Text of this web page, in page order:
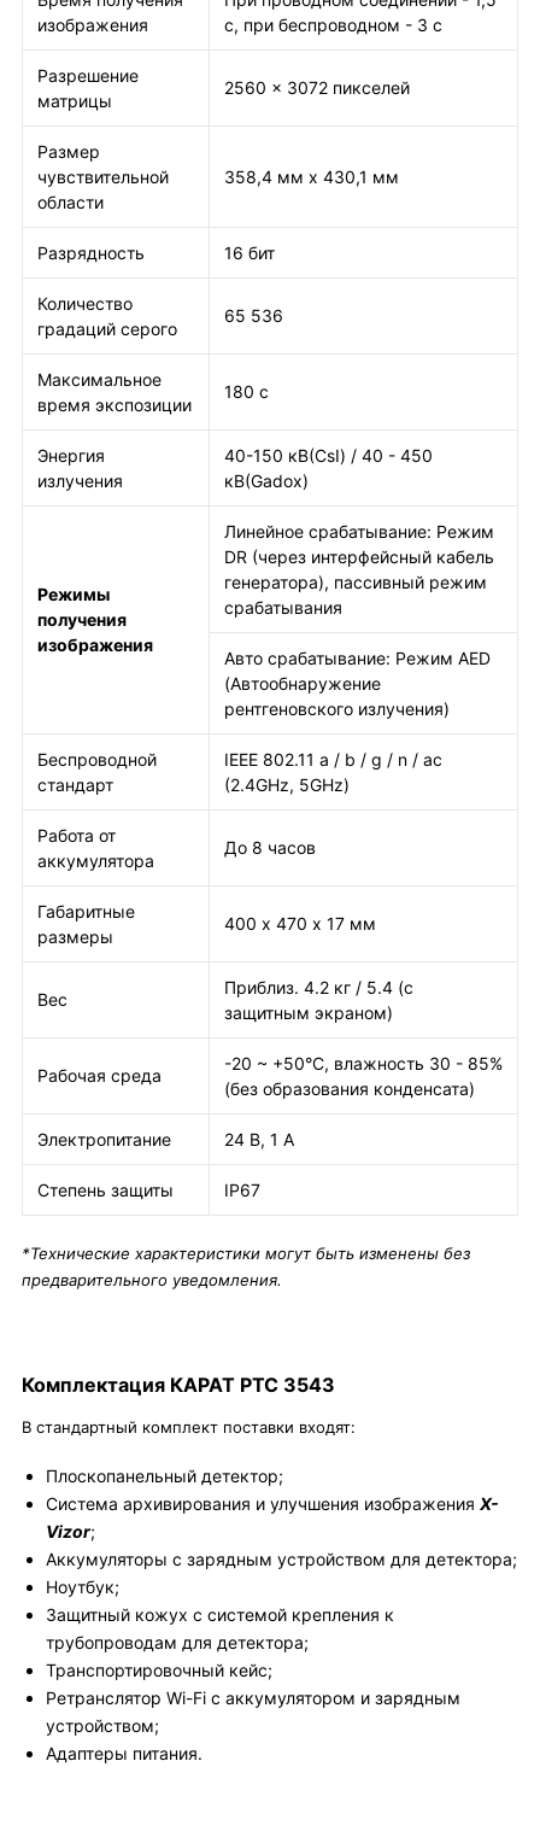
изображения
с, при беспроводном - 3 с
Разрешение
матрицы
2560 x 3072 пикселей
Размер
чувствительной
области
358,4 мм x 430,1 мм
Разрядность 16 бит
Количество
градаций серого
65 536
Максимальное
время экспозиции
180 с
Энергия
излучения
40-150 кВ(CsI) / 40 - 450
кВ(Gadox)
Режимы
получения
изображения
Линейное срабатывание: Режим
DR (через интерфейсный кабель
генератора), пассивный режим
срабатывания
Авто срабатывание: Режим AED
(Автообнаружение
рентгеновского излучения)
Беспроводной
стандарт
IEEE 802.11 a / b / g / n / ac
(2.4GHz, 5GHz)
Работа от
аккумулятора
До 8 часов
Габаритные
размеры
400 х 470 х 17 мм
Вес
Приблиз. 4.2 кг / 5.4 (с
защитным экраном)
Рабочая среда
-20 ~ +50°C, влажность 30 - 85%
(без образования конденсата)
Электропитание 24 В, 1 А
Степень защиты IP67
*Технические характеристики могут быть изменены без
предварительного уведомления.
Комплектация КАРАТ РТС 3543
В стандартный комплект поставки входят:
Плоскопанельный детектор;
Система архивирования и улучшения изображения X-
Vizor;
Аккумуляторы с зарядным устройством для детектора;
Ноутбук;
Защитный кожух с системой крепления к
трубопроводам для детектора;
Транспортировочный кейс;
Ретранслятор Wi-Fi с аккумулятором и зарядным
устройством;
Адаптеры питания.